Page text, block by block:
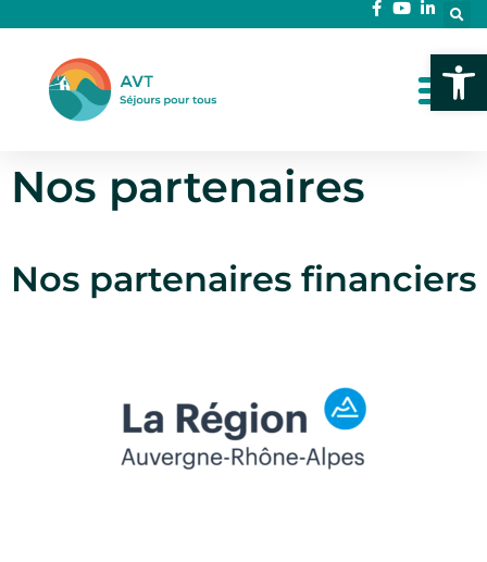
Ouvrir
Nos partenaires
Nos partenaires financiers